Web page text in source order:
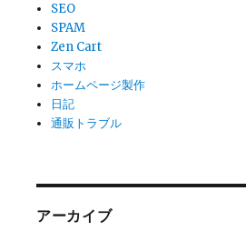
SEO
SPAM
Zen Cart
スマホ
ホームページ製作
日記
通販トラブル
アーカイブ